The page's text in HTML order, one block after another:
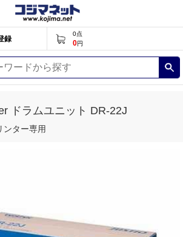
録
0点
0円
ドラムユニット DR-22J
ンター専用